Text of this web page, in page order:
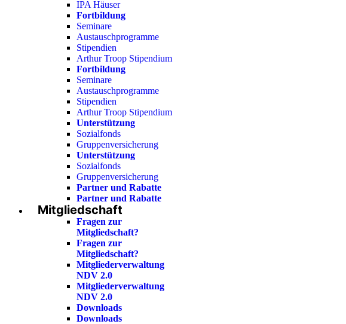
IPA Häuser
Fortbildung
Seminare
Austauschprogramme
Stipendien
Arthur Troop Stipendium
Fortbildung
Seminare
Austauschprogramme
Stipendien
Arthur Troop Stipendium
Unterstützung
Sozialfonds
Gruppenversicherung
Unterstützung
Sozialfonds
Gruppenversicherung
Partner und Rabatte
Partner und Rabatte
Mitgliedschaft
Fragen zur
Mitgliedschaft?
Fragen zur
Mitgliedschaft?
Mitgliederverwaltung
NDV 2.0
Mitgliederverwaltung
NDV 2.0
Downloads
Downloads